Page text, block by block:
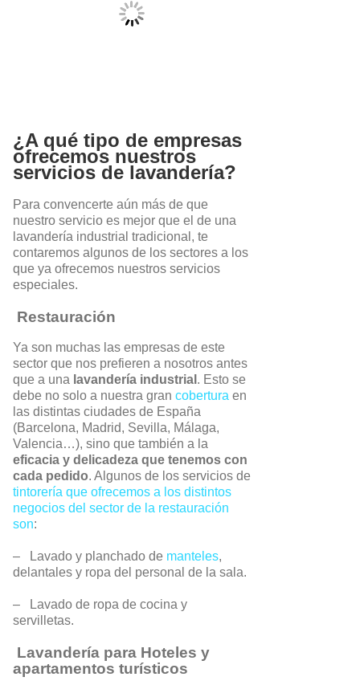
¿A qué tipo de empresas
ofrecemos nuestros
servicios de lavandería?
Para convencerte aún más de que
nuestro servicio es mejor que el de una
lavandería industrial tradicional, te
contaremos algunos de los sectores a los
que ya ofrecemos nuestros servicios
especiales.
Restauración
Ya son muchas las empresas de este
sector que nos prefieren a nosotros antes
que a una lavandería industrial . Esto se
debe no solo a nuestra gran cobertura en
las distintas ciudades de España
(Barcelona, Madrid, Sevilla, Málaga,
Valencia…), sino que también a la
eficacia y delicadeza que tenemos con
cada pedido. Algunos de los servicios de
tintorería que ofrecemos a los distintos
negocios del sector de la restauración
son:
– Lavado y planchado de manteles,
delantales y ropa del personal de la sala.
–
Lavado de ropa de cocina y
servilletas.
Lavandería para Hoteles y
apartamentos turísticos